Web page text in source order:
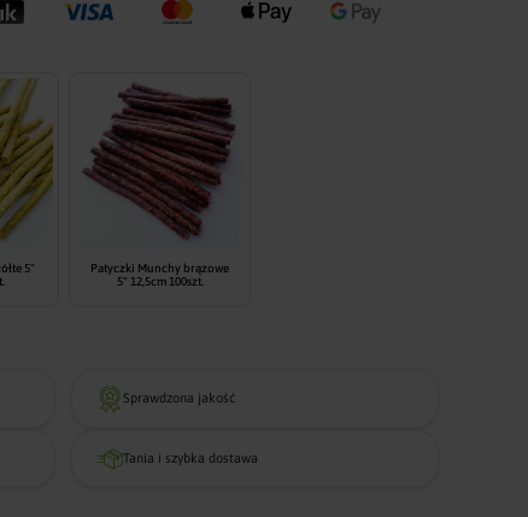
Fineyork słoje
5"
Patyczki Munchy brązowe
5" 12,5cm 100szt.
Sprawdzona jakość
Tania i szybka dostawa